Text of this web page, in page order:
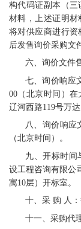
构代码证副本（三
材料，上述证明材
将对供应商进行
后发售询价采购文
六、询价文件
七、询价响应
00（北京时间）
辽河西路119号万
八、询价响应
（北京时间）。
九、开标时间
设工程咨询有限公
寓10层）开标室。
十、采 购 人
十一、采购代